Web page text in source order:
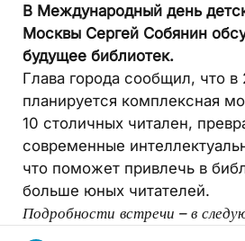
В Международный день
Москвы Сергей Собянин
будущее библиотек.
Глава города сообщил, что в
планируется комплексная
10 столичных читален,
современные
что поможет привлечь в
больше юных читателей.
Подробности встречи – в